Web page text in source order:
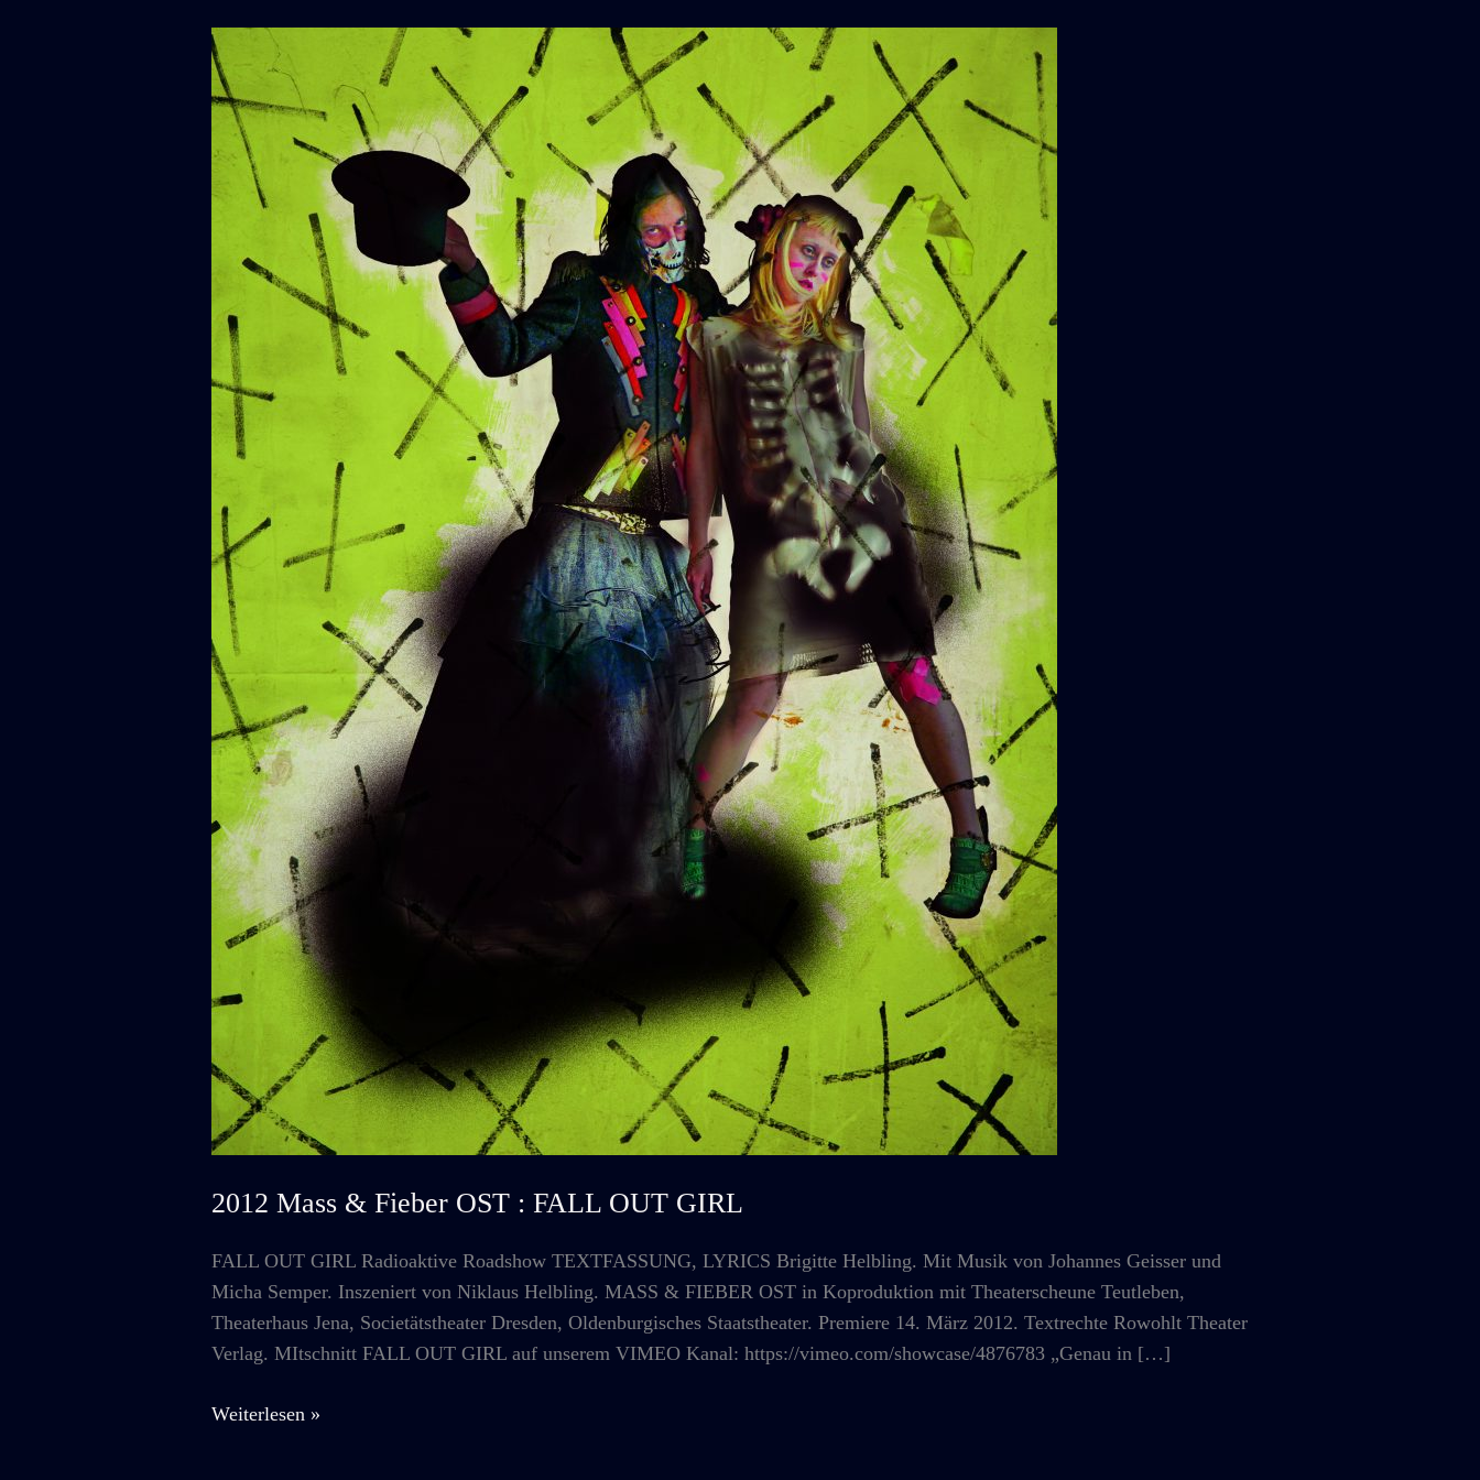
2012 Mass & Fieber OST : FALL OUT GIRL
FALL OUT GIRL Radioaktive Roadshow TEXTFASSUNG, LYRICS Brigitte Helbling. Mit Musik von Johannes Geisser und
Micha Semper. Inszeniert von Niklaus Helbling. MASS & FIEBER OST in Koproduktion mit Theaterscheune Teutleben,
Theaterhaus Jena, Societätstheater Dresden, Oldenburgisches Staatstheater. Premiere 14. März 2012. Textrechte Rowohlt Theater
Verlag. MItschnitt FALL OUT GIRL auf unserem VIMEO Kanal: https://vimeo.com/showcase/4876783 „Genau in […]
2012
Weiterlesen »